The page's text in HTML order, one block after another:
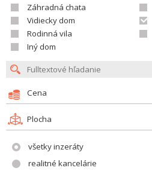
Záhradná chata
Vidiecky dom
Rodinná vila
Iný dom
Cena
Plocha
všetky inzeráty
realitné kancelárie